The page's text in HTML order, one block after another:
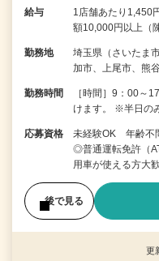
給与
1店舗あたり1,450
額10,000円以上（
勤務地
埼玉県（さいたま
加市、上尾市、熊
勤務時間
［時間］9：00～
けます。 ※半日の
応募資格
未経験OK 年齢
◎普通運転免許（
用車が使える方
後で見る
更